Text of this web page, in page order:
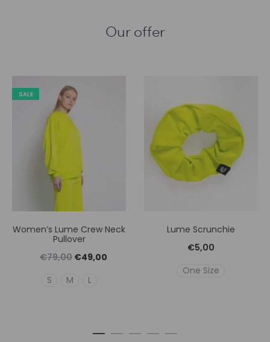
Our offer
SALE
Women’s Lume Crew Neck
Pullover
€79,00 Original
price
€49,00
S M L
Lume Scrunchie
€5,00
One Size